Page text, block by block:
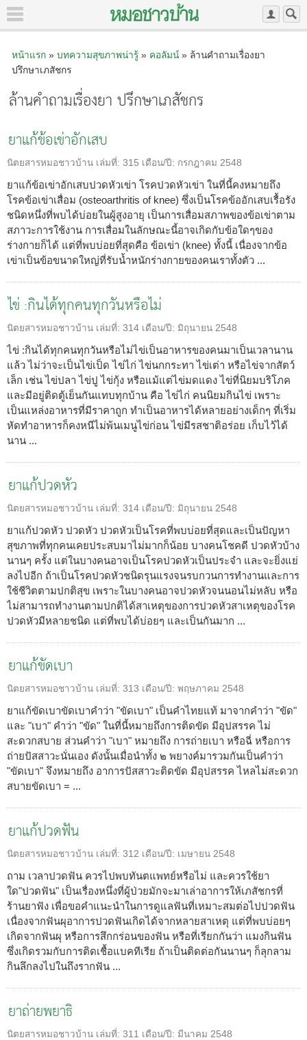
หน้าแรก» บทความสุขภาพน่ารู้» คอลัมน์» ล้านคำถามเรื่องยา
ปรึกษาเภสัชกร
ล้านคำถามเรื่องยา ปรึกษาเภสัชกร
ยาแก้ข้อเข่าอักเสบ
นิตยสารหมอชาวบ้าน เล่มที่: 315 เดือน/ปี: กรกฎาคม 2548
ยาแก้ข้อเข่าอักเสบปวดหัวเข่า โรคปวดหัวเข่า ในที่นี้คงหมายถึง
โรคข้อเข่าเสื่อม (osteoarthritis of knee) ซึ่งเป็นโรคข้ออักเสบเรื้อรัง
ชนิดหนึ่งที่พบได้บ่อยในผู้สูงอายุ เป็นการเสื่อมสภาพของข้อเข่าตาม
สภาวะการใช้งาน การเสื่อมในลักษณะนี้อาจเกิดกับข้อใดๆของ
ร่างกายก็ได้ แต่ที่พบบ่อยที่สุดคือ ข้อเข่า (knee) ทั้งนี้ เนื่องจากข้อ
เข่าเป็นข้อขนาดใหญ่ที่รับน้ำหนักร่างกายของคนเราทั้งตัว ...
ไข่ :กินได้ทุกคนทุกวันหรือไม่
นิตยสารหมอชาวบ้าน เล่มที่: 314 เดือน/ปี: มิถุนายน 2548
ไข่ :กินได้ทุกคนทุกวันหรือไม่ไข่เป็นอาหารของคนมาเป็นเวลานาน
แล้ว ไม่ว่าจะเป็นไข่เป็ด ไข่ไก่ ไข่นกกระทา ไข่เต่า หรือไข่จากสัตว์
เล็ก เช่น ไข่ปลา ไข่ปู ไข่กุ้ง หรือแม้แต่ไข่มดแดง ไข่ที่นิยมบริโภค
และมีอยู่ติดตู้เย็นกันแทบทุกบ้าน คือ ไข่ไก่ คนนิยมกินไข่ เพราะ
เป็นแหล่งอาหารที่มีราคาถูก ทำเป็นอาหารได้หลายอย่างเด็กๆ ที่เริ่ม
หัดทำอาหารก็คงหนีไม่พ้นเมนูไข่ก่อน ไข่มีรสชาติอร่อย เก็บไว้ได้
นาน ...
ยาแก้ปวดหัว
นิตยสารหมอชาวบ้าน เล่มที่: 314 เดือน/ปี: มิถุนายน 2548
ยาแก้ปวดหัว ปวดหัว ปวดหัวเป็นโรคที่พบบ่อยที่สุดและเป็นปัญหา
สุขภาพที่ทุกคนเคยประสบมาไม่มากก็น้อย บางคนโชคดี ปวดหัวบ้าง
นานๆ ครั้ง แต่ในบางคนอาจเป็นโรคปวดหัวเป็นประจำ และจะยิ่งแย่
ลงไปอีก ถ้าเป็นโรคปวดหัวชนิดรุนแรงจนรบกวนการทำงานและการ
ใช้ชีวิตตามปกติสุข เพราะในบางคนอาจปวดหัวจนนอนไม่หลับ หรือ
ไม่สามารถทำงานตามปกติได้สาเหตุของการปวดหัวสาเหตุของโรค
ปวดหัวมีหลายชนิด แต่ที่พบได้บ่อยๆ และเป็นกันมาก ...
ยาแก้ขัดเบา
นิตยสารหมอชาวบ้าน เล่มที่: 313 เดือน/ปี: พฤษภาคม 2548
ยาแก้ขัดเบาขัดเบาคำว่า "ขัดเบา" เป็นคำไทยแท้ มาจากคำว่า "ขัด"
และ "เบา" คำว่า "ขัด" ในที่นี้หมายถึงการติดขัด มีอุปสรรค ไม่
สะดวกสบาย ส่วนคำว่า "เบา" หมายถึง การถ่ายเบา หรือฉี่ หรือการ
ถ่ายปัสสาวะนั่นเอง ดังนั้นเมื่อนำทั้ง ๒ พยางค์มารวมกันเป็นคำว่า
"ขัดเบา" จึงหมายถึง อาการปัสสาวะติดขัด มีอุปสรรค ไหลไม่สะดวก
สบายขัดเบา = ...
ยาแก้ปวดฟัน
นิตยสารหมอชาวบ้าน เล่มที่: 312 เดือน/ปี: เมษายน 2548
ถาม เวลาปวดฟัน ควรไปพบทันตแพทย์หรือไม่ และควรใช้ยา
ใด"ปวดฟัน" เป็นเรื่องหนึ่งที่ผู้ป่วยมักจะมาเล่าอาการให้เภสัชกรที่
ร้านยาฟัง เพื่อขอคำแนะนำในการดูแลฟันที่เหมาะสมต่อไปปวดฟัน
เนื่องจากฟันผุอาการปวดฟันเกิดได้จากหลายสาเหตุ แต่ที่พบบ่อยๆ
เกิดจากฟันผุ หรือการสึกกร่อนของฟัน หรือที่เรียกกันว่า แมงกินฟัน
ซึ่งเกิดรวมกับการติดเชื้อแบคทีเรีย ถ้าเป็นติดต่อกันนานๆ ก็ลุกลาม
กินลึกลงไปในถึงรากฟัน ...
ยาถ่ายพยาธิ
นิตยสารหมอชาวบ้าน เล่มที่: 311 เดือน/ปี: มีนาคม 2548